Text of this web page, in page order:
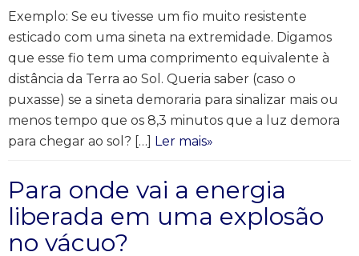
Exemplo: Se eu tivesse um fio muito resistente
esticado com uma sineta na extremidade. Digamos
que esse fio tem uma comprimento equivalente à
distância da Terra ao Sol. Queria saber (caso o
puxasse) se a sineta demoraria para sinalizar mais ou
menos tempo que os 8,3 minutos que a luz demora
para chegar ao sol? […] Ler mais»
Para onde vai a energia
liberada em uma explosão
no vácuo?